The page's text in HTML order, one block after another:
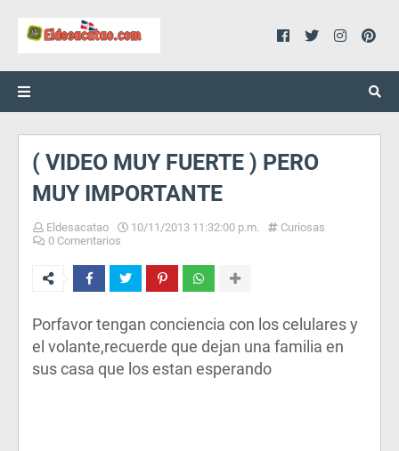
( VIDEO MUY FUERTE ) PERO
MUY IMPORTANTE
Eldesacatao 10/11/2013 11:32:00 p.m.
Curiosas
0 Comentarios
Porfavor tengan conciencia con los celulares y
el volante,recuerde que dejan una familia en
sus casa que los estan esperando